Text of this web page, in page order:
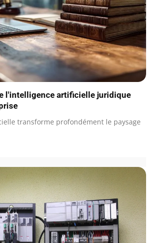
l'intelligence artificielle juridique
transforme profondément le paysage